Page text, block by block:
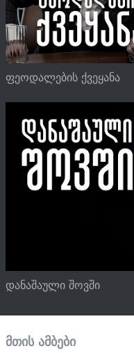
ფეოდალების ქვეყანა
დანაშაული შოვში
მთის ამბები